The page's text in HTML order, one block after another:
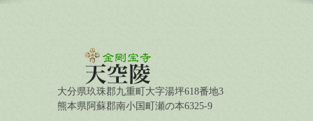
大分県玖珠郡九重町大字湯坪618番地3
熊本県阿蘇郡南小国町瀬の本6325-9